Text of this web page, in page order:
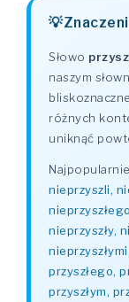
Słowo
naszym
różnych
uniknąć
nieprzyszli,
nieprzyszły,
przyszłego,
przyszłym,